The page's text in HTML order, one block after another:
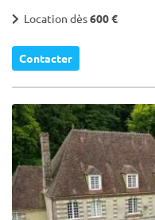
Location dès600 €
Contacter